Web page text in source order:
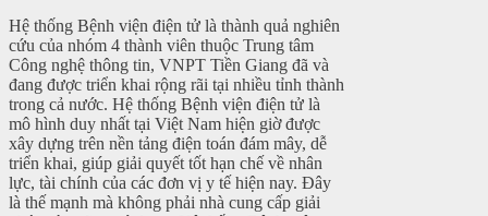
Hệ thống Bệnh viện điện tử là thành quả nghiên
cứu của nhóm 4 thành viên thuộc Trung tâm
Công nghệ thông tin, VNPT Tiền Giang đã và
đang được triển khai rộng rãi tại nhiều tỉnh thành
trong cả nước. Hệ thống Bệnh viện điện tử là
mô hình duy nhất tại Việt Nam hiện giờ được
xây dựng trên nền tảng điện toán đám mây, dễ
triển khai, giúp giải quyết tốt hạn chế về nhân
lực, tài chính của các đơn vị y tế hiện nay. Đây
là thế mạnh mà không phải nhà cung cấp giải